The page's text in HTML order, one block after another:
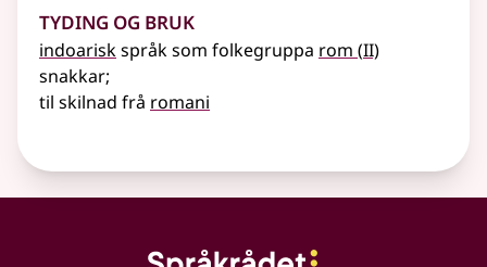
Tyding og bruk
indoariskspråk som folkegruppa rom (2
II)
snakkar;
til skilnad frå romani